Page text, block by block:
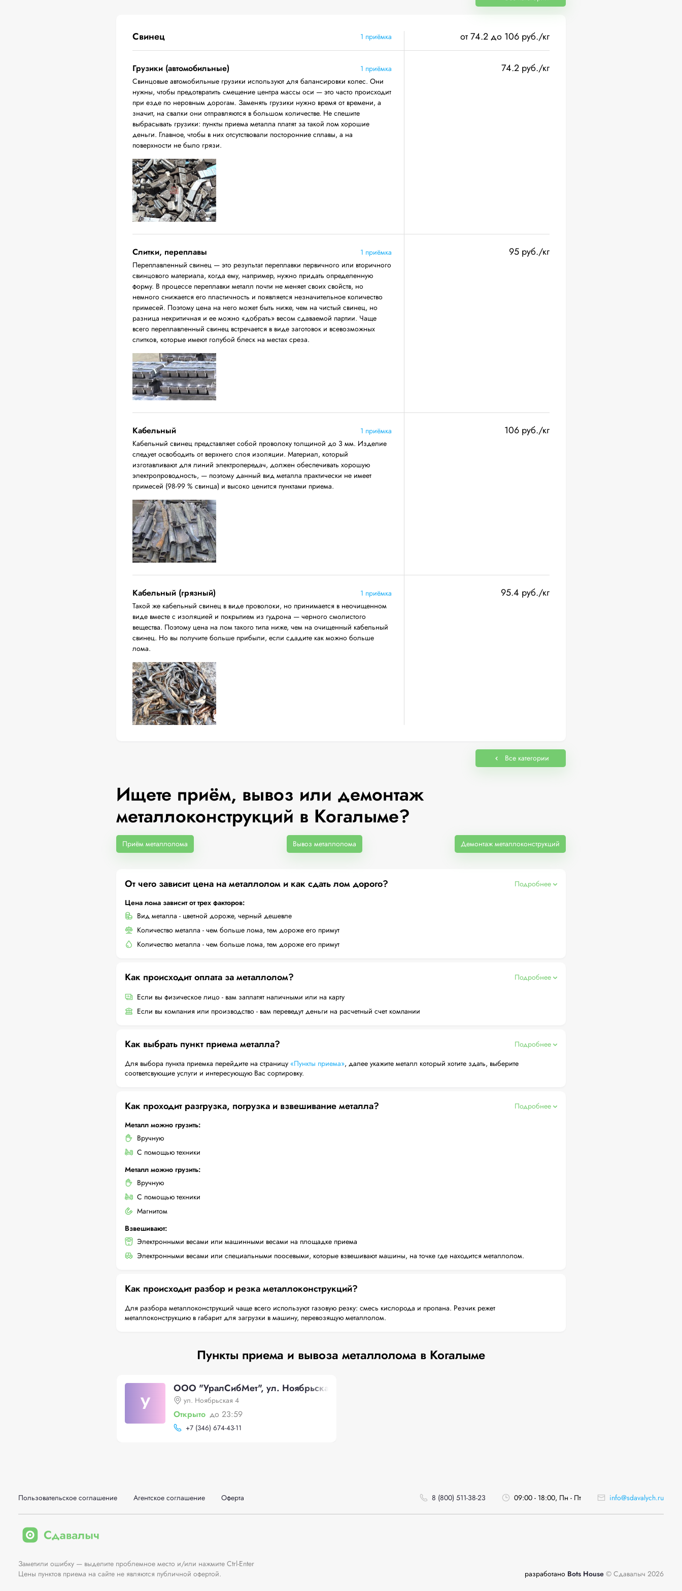
Свинец 1 приёмка от 74.2 до 106 руб./кг
Грузики (автомобильные)
1 приёмка
Свинцовые автомобильные грузики используют для балансировки колес. Они
нужны, чтобы предотвратить смещение центра массы оси — это часто происходит
при езде по неровным дорогам. Заменять грузики нужно время от времени, а
значит, на свалки они отправляются в большом количестве. Не спешите
выбрасывать грузики: пункты приема металла платят за такой лом хорошие
деньги. Главное, чтобы в них отсутствовали посторонние сплавы, а на
поверхности не было грязи.
74.2 руб./кг
Слитки, переплавы
1 приёмка
Переплавленный свинец — это результат переплавки первичного или вторичного
свинцового материала, когда ему, например, нужно придать определенную
форму. В процессе переплавки металл почти не меняет своих свойств, но
немного снижается его пластичность и появляется незначительное количество
примесей. Поэтому цена на него может быть ниже, чем на чистый свинец, но
разница некритичная и ее можно «добрать» весом сдаваемой партии. Чаще
всего переплавленный свинец встречается в виде заготовок и всевозможных
слитков, которые имеют голубой блеск на местах среза.
95 руб./кг
Кабельный
1 приёмка
Кабельный свинец представляет собой проволоку толщиной до 3 мм. Изделие
следует освободить от верхнего слоя изоляции. Материал, который
изготавливают для линий электропередач, должен обеспечивать хорошую
электропроводность, — поэтому данный вид металла практически не имеет
примесей (98-99 % свинца) и высоко ценится пунктами приема.
106 руб./кг
Кабельный (грязный)
1 приёмка
Такой же кабельный свинец в виде проволоки, но принимается в неочищенном
виде вместе с изоляцией и покрытием из гудрона — черного смолистого
вещества. Поэтому цена на лом такого типа ниже, чем на очищенный кабельный
свинец. Но вы получите больше прибыли, если сдадите как можно больше
лома.
95.4 руб./кг
Все категории
Ищете приём, вывоз или демонтаж
металлоконструкций в Когалыме?
Приём металлолома Вывоз металлолома Демонтаж металлоконструкций
От чего зависит цена на металлолом и как сдать лом дорого?
Подробнее
Цена лома зависит от трех факторов:
Вид металла - цветной дороже, черный дешевле
Количество металла - чем больше лома, тем дороже его примут
Количество металла - чем больше лома, тем дороже его примут
Как происходит оплата за металлолом?
Подробнее
Если вы физическое лицо - вам заплатят наличными или на карту
Если вы компания или производство - вам переведут деньги на расчетный счет компании
Как выбрать пункт приема металла?
Подробнее
Для выбора пункта приемка перейдите на страницу «Пункты приема», далее укажите металл который хотите здать, выберите
соответсвующие услуги и интересующую Вас сортировку.
Как проходит разгрузка, погрузка и взвешивание металла?
Подробнее
Металл можно грузить:
Вручную
С помощью техники
Металл можно грузить:
Вручную
С помощью техники
Магнитом
Взвешивают:
Электронными весами или машинными весами на площадке приема
Электронными весами или специальными поосевыми, которые взвешивают машины, на точке где находится металлолом.
Как происходит разбор и резка металлоконструкций?
Для разбора металлоконструкций чаще всего используют газовую резку: смесь кислорода и пропана. Резчик режет
металлоконструкцию в габарит для загрузки в машину, перевозящую металлолом.
Пункты приема и вывоза металлолома в Когалыме
У
ООО "УралСибМет", ул. Ноябрьская 4
ул. Ноябрьская 4
Открыто до 23:59
+7 (346) 674-43-11
Пользовательское соглашение Агентское соглашение Оферта 8 (800) 511-38-23 09:00 - 18:00, Пн - Пт info@sdavalych.ru
Заметили ошибку — выделите проблемное место и/или нажмите Ctrl-Enter
Цены пунктов приема на сайте не являются публичной офертой.
разработано Bots House © Сдавалыч 2026